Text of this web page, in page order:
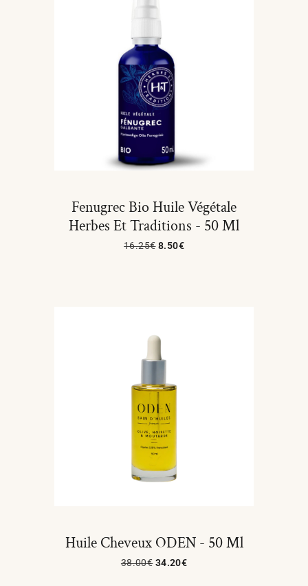
Fenugrec Bio Huile Végétale
Herbes Et Traditions - 50 Ml
16.25€ 8.50€
Huile Cheveux ODEN - 50 Ml
38.00€ 34.20€